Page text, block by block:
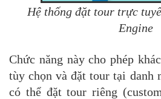
Hệ thống đặt tour trực
Engine
Chức năng này cho phép
tùy chọn và đặt tour tại danh
có thể đặt tour riêng